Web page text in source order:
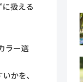
扱える
ラー選
かを、